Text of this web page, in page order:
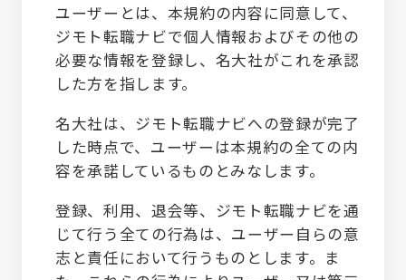
ユーザーとは、本規約の内容に同意して、
ジモト転職ナビで個人情報およびその他の
必要な情報を登録し、名大社がこれを承認
した方を指します。
名大社は、ジモト転職ナビへの登録が完了
した時点で、ユーザーは本規約の全ての内
容を承諾しているものとみなします。
登録、利用、退会等、ジモト転職ナビを通
じて行う全ての行為は、ユーザー自らの意
志と責任において行うものとします。ま